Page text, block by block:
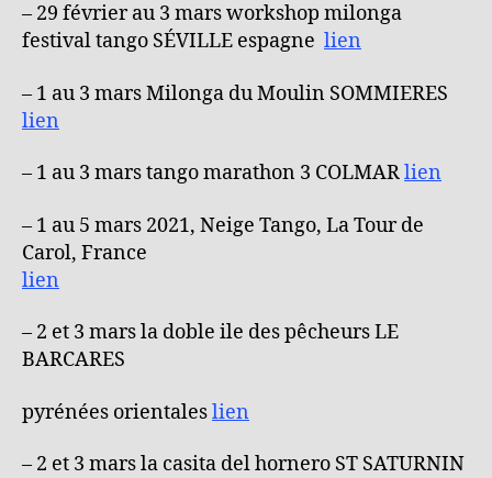
– 29 février au 3 mars workshop milonga
festival tango SÉVILLE espagne lien
– 1 au 3 mars Milonga du Moulin SOMMIERES
lien
– 1 au 3 mars tango marathon 3 COLMARlien
– 1 au 5 mars 2021, Neige Tango, La Tour de
Carol, France
lien
– 2 et 3 mars la doble ile des pêcheurs LE
BARCARES
pyrénées orientaleslien
– 2 et 3 mars la casita del hornero ST SATURNIN